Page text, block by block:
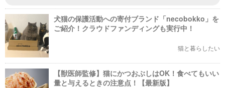
犬猫の保護活動への寄付ブランド「necobokko」を
ご紹介！クラウドファンディングも実行中！
猫と暮らしたい
【獣医師監修】猫にかつおぶしはOK！食べてもいい
量と与えるときの注意点！【最新版】